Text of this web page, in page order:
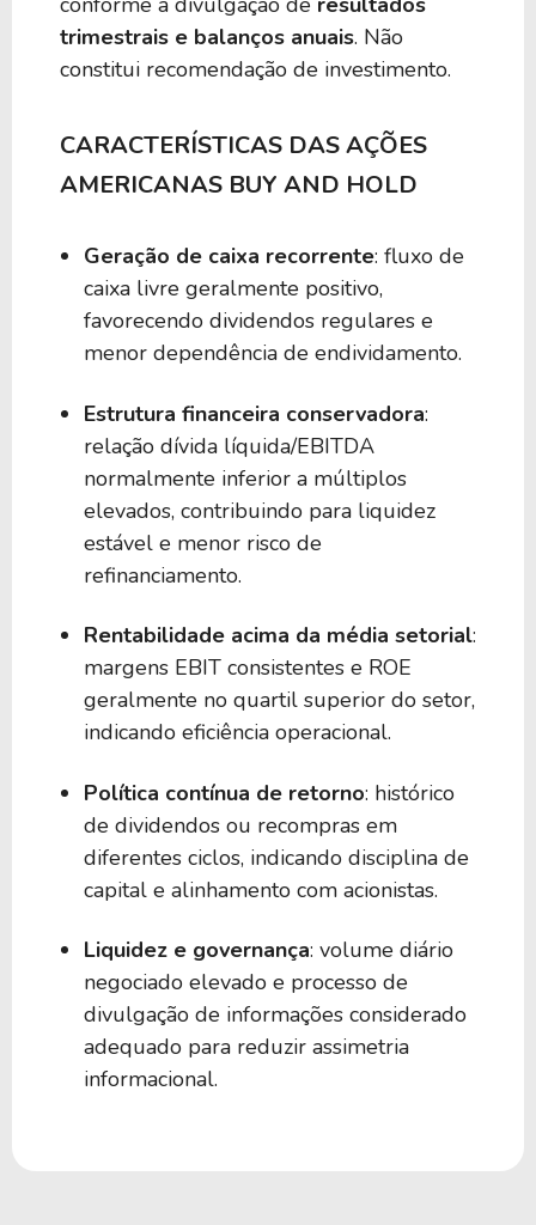
trimestrais e balanços anuais. Não
constitui recomendação de investimento.
CARACTERÍSTICAS DAS AÇÕES
AMERICANAS BUY AND HOLD
Geração de caixa recorrente: fluxo de
caixa livre geralmente positivo,
favorecendo dividendos regulares e
menor dependência de endividamento.
Estrutura financeira conservadora:
relação dívida líquida/EBITDA
normalmente inferior a múltiplos
elevados, contribuindo para liquidez
estável e menor risco de
refinanciamento.
Rentabilidade acima da média setorial:
margens EBIT consistentes e ROE
geralmente no quartil superior do setor,
indicando eficiência operacional.
Política contínua de retorno: histórico
de dividendos ou recompras em
diferentes ciclos, indicando disciplina de
capital e alinhamento com acionistas.
Liquidez e governança: volume diário
negociado elevado e processo de
divulgação de informações considerado
adequado para reduzir assimetria
informacional.